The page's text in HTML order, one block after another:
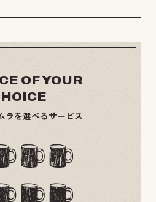
OF YOUR
ラを選べるサービス